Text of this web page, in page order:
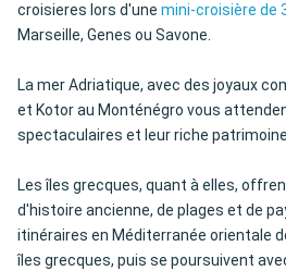
croisieres lors d'une mini-croisière de
Marseille, Genes ou Savone.
La mer Adriatique, avec des joyaux
et Kotor au Monténégro vous
spectaculaires et leur riche
Les îles grecques, quant à elles,
d'histoire ancienne, de plages et de
itinéraires en Méditerranée orientale
îles grecques, puis se poursuivent